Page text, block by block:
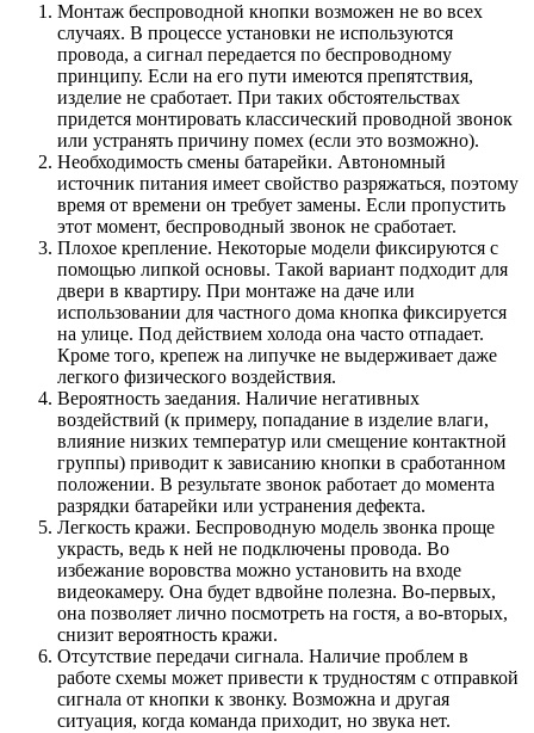
Монтаж беспроводной кнопки возможен не во всех
случаях. В процессе установки не используются
провода, а сигнал передается по беспроводному
принципу. Если на его пути имеются препятствия,
изделие не сработает. При таких обстоятельствах
придется монтировать классический проводной звонок
или устранять причину помех (если это возможно).
Необходимость смены батарейки. Автономный
источник питания имеет свойство разряжаться, поэтому
время от времени он требует замены. Если пропустить
этот момент, беспроводный звонок не сработает.
Плохое крепление. Некоторые модели фиксируются с
помощью липкой основы. Такой вариант подходит для
двери в квартиру. При монтаже на даче или
использовании для частного дома кнопка фиксируется
на улице. Под действием холода она часто отпадает.
Кроме того, крепеж на липучке не выдерживает даже
легкого физического воздействия.
Вероятность заедания. Наличие негативных
воздействий (к примеру, попадание в изделие влаги,
влияние низких температур или смещение контактной
группы) приводит к зависанию кнопки в сработанном
положении. В результате звонок работает до момента
разрядки батарейки или устранения дефекта.
Легкость кражи. Беспроводную модель звонка проще
украсть, ведь к ней не подключены провода. Во
избежание воровства можно установить на входе
видеокамеру. Она будет вдвойне полезна. Во-первых,
она позволяет лично посмотреть на гостя, а во-вторых,
снизит вероятность кражи.
Отсутствие передачи сигнала. Наличие проблем в
работе схемы может привести к трудностям с отправкой
сигнала от кнопки к звонку. Возможна и другая
ситуация, когда команда приходит, но звука нет.